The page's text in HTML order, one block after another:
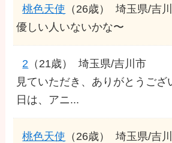
桃色天使 （26歳）
埼玉県/吉
優しい人いないかな〜
2 （21歳）
埼玉県/吉川市
見ていただき、ありがとうござ
日は、アニ...
桃色天使 （26歳）
埼玉県/吉